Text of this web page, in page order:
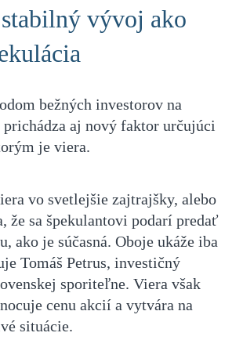
vývoj ako
bežných investorov na
aj nový faktor určujúci
je viera.
vo svetlejšie zajtrajšky, alebo
že sa špekulantovi podarí predať
ako je súčasná. Oboje ukáže iba
Tomáš Petrus, investičný
sporiteľne. Viera však
cenu akcií a vytvára na
situácie.